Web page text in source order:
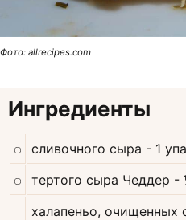
Фото: allrecipes.com
Ингредиенты
сливочного сыра - 1
тертого сыра Чеддер -
халапеньо, очищенных